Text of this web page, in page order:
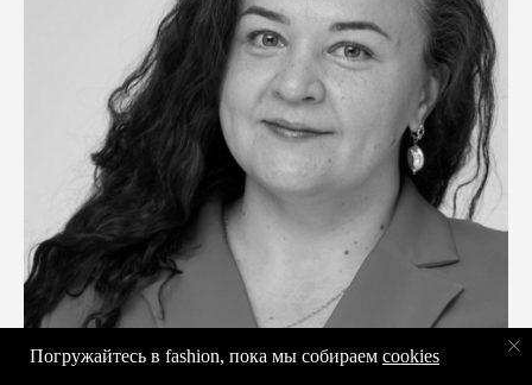
Погружайтесь в fashion, пока мы собираем cookies